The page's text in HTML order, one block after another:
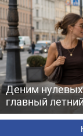
Деним
главный